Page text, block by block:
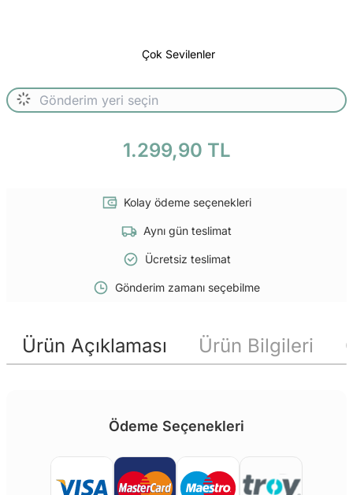
Çok Sevilenler
1.299,90 TL
Kolay ödeme seçenekleri
Aynı gün teslimat
Ücretsiz teslimat
Gönderim zamanı seçebilme
Ürün Açıklaması Ürün Bilgileri
Ödeme Seçenekleri